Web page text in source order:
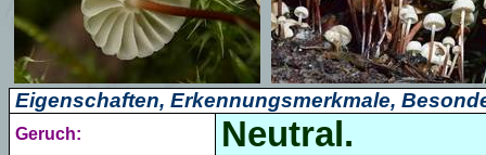
Eigenschaften, Erkennungsmerkmale,
Geruch: Neutral.